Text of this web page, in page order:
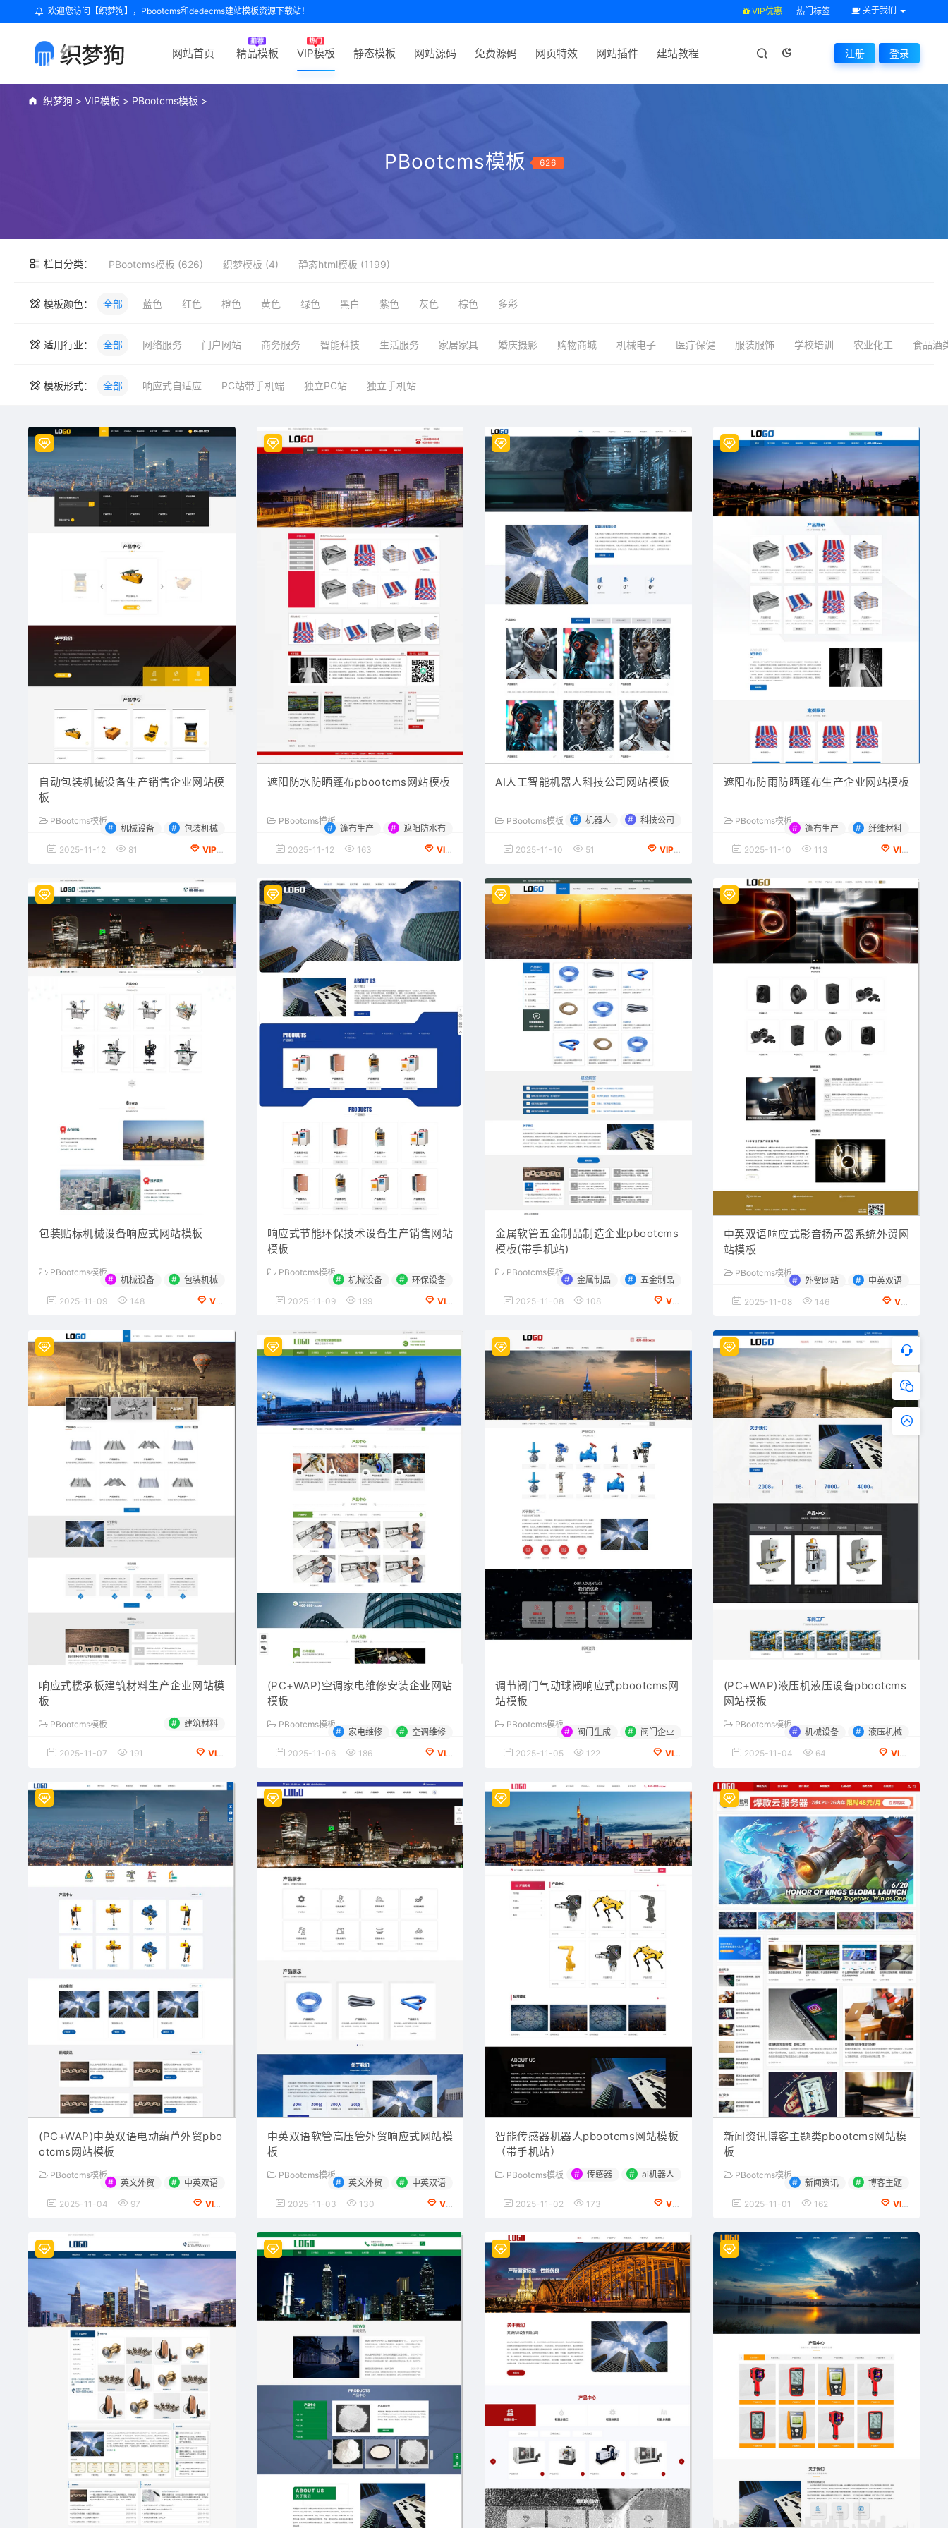
欢迎您访问【织梦狗】，Pbootcms和dedecms建站模板资源下载站！ VIP优惠 热门标签 关于我们
网站首页 精品模板 VIP模板 静态模板 网站源码 免费源码 网页特效 网站插件 建站教程 注册 登录
织梦狗 > VIP模板 > PBootcms模板 >
PBootcms模板 626
栏目分类： PBootcms模板 (626) 织梦模板 (4) 静态html模板 (1199)
模板颜色： 全部 蓝色 红色 橙色 黄色 绿色 黑白 紫色 灰色 棕色 多彩
适用行业： 全部 网络服务 门户网站 商务服务 智能科技 生活服务 家居家具 婚庆摄影 购物商城 机械电子 医疔保健 服装服饰 学校培训 农业化工 食品酒
模板形式： 全部 响应式自适应 PC站带手机端 独立PC站 独立手机站
自动包装机械设备生产销售企业网站模
板
PBootcms模板
# 机械设备 # 包装机械
2025-11-12 81 VIP会员专享
遮阳防水防晒蓬布pbootcms网站模板
PBootcms模板
# 篷布生产 # 遮阳防水布
2025-11-12 163 VIP会员专享
AI人工智能机器人科技公司网站模板
PBootcms模板 # 机器人 # 科技公司
2025-11-10 51 VIP会员专享
遮阳布防雨防晒篷布生产企业网站模板
PBootcms模板
# 篷布生产 # 纤维材料
2025-11-10 113 VIP会员专享
包装贴标机械设备响应式网站模板
PBootcms模板
# 机械设备 # 包装机械
2025-11-09 148 VIP会员专享
响应式节能环保技术设备生产销售网站
模板
PBootcms模板
# 机械设备 # 环保设备
2025-11-09 199 VIP会员专享
金属软管五金制品制造企业pbootcms
模板(带手机站)
PBootcms模板
# 金属制品 # 五金制品
2025-11-08 108 VIP会员专享
中英双语响应式影音扬声器系统外贸网
站模板
PBootcms模板
# 外贸网站 # 中英双语
2025-11-08 146 VIP会员专享
响应式楼承板建筑材料生产企业网站模
板
PBootcms模板 # 建筑材料
2025-11-07 191 VIP会员专享
(PC+WAP)空调家电维修安装企业网站
模板
PBootcms模板
# 家电维修 # 空调维修
2025-11-06 186 VIP会员专享
调节阀门气动球阀响应式pbootcms网
站模板
PBootcms模板
# 阀门生成 # 阀门企业
2025-11-05 122 VIP会员专享
(PC+WAP)液压机液压设备pbootcms
网站模板
PBootcms模板
# 机械设备 # 液压机械
2025-11-04 64 VIP会员专享
(PC+WAP)中英双语电动葫芦外贸pbo
otcms网站模板
PBootcms模板
# 英文外贸 # 中英双语
2025-11-04 97 VIP会员专享
中英双语软管高压管外贸响应式网站模
板
PBootcms模板
# 英文外贸 # 中英双语
2025-11-03 130 VIP会员专享
智能传感器机器人pbootcms网站模板
（带手机站）
PBootcms模板 # 传感器 # ai机器人
2025-11-02 173 VIP会员专享
新闻资讯博客主题类pbootcms网站模
板
PBootcms模板
# 新闻资讯 # 博客主题
2025-11-01 162 VIP会员专享